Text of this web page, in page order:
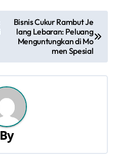
Bisnis Cukur Rambut Je
lang Lebaran: Peluang
Menguntungkan di Mo
men Spesial
By